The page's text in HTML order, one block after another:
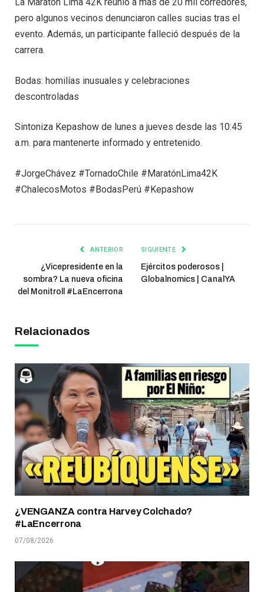
La Maratón Lima 42K reunió a más de 20 mil corredores,
pero algunos vecinos denunciaron calles sucias tras el
evento. Además, un participante falleció después de la
carrera.
Bodas: homilías inusuales y celebraciones
descontroladas
Sintoniza Kepashow de lunes a jueves desde las 10:45
a.m. para mantenerte informado y entretenido.
#JorgeChávez #TornadoChile #MaratónLima42K
#ChalecosMotos #BodasPerú #Kepashow
ANTERIOR
¿Vicepresidente en la
sombra? La nueva oficina
del Monitroll #LaEncerrona
SIGUIENTE
Ejércitos poderosos |
Globalnomics | CanalYA
Relacionados
¿VENGANZA contra Harvey Colchado?
#LaEncerrona
07/08/2026